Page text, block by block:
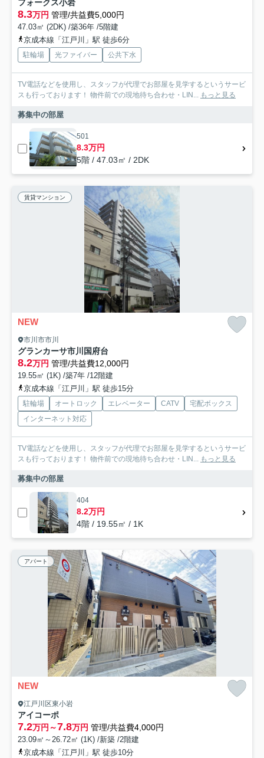
フォークス小岩
8.3万円 管理/共益費5,000円
47.03㎡ (2DK) /築36年 /5階建
京成本線「江戸川」駅 徒歩6分
駐輪場 光ファイバー 公共下水
TV電話などを使用し、スタッフが代理でお部屋を見学するというサービ
スも行っております！ 物件前での現地待ち合わせ・LIN... もっと見る
募集中の部屋
501
8.3万円
5階 / 47.03㎡ / 2DK
賃貸マンション
NEW
市川市市川
グランカーサ市川国府台
8.2万円 管理/共益費12,000円
19.55㎡ (1K) /築7年 /12階建
京成本線「江戸川」駅 徒歩15分
駐輪場 オートロック エレベーター CATV
宅配ボックス
インターネット対応
TV電話などを使用し、スタッフが代理でお部屋を見学するというサービ
スも行っております！ 物件前での現地待ち合わせ・LIN... もっと見る
募集中の部屋
404
8.2万円
4階 / 19.55㎡ / 1K
アパート
NEW
江戸川区東小岩
アイコーポ
7.2万円～7.8万円 管理/共益費4,000円
23.09㎡～26.72㎡ (1K) /新築 /2階建
京成本線「江戸川」駅 徒歩10分